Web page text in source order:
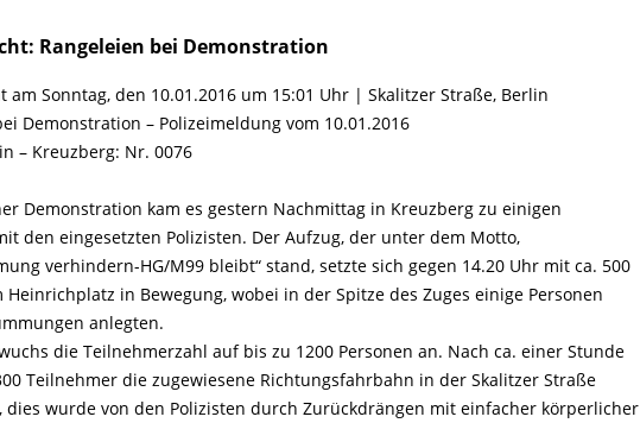
Rangeleien bei Demonstration
am Sonntag, den 10.01.2016 um 15:01 Uhr | Skalitzer Straße, Berlin
Demonstration – Polizeimeldung vom 10.01.2016
– Kreuzberg: Nr. 0076
Demonstration kam es gestern Nachmittag in Kreuzberg zu einigen
den eingesetzten Polizisten. Der Aufzug, der unter dem Motto,
verhindern-HG/M99 bleibt“ stand, setzte sich gegen 14.20 Uhr mit ca. 500
Heinrichplatz in Bewegung, wobei in der Spitze des Zuges einige Personen
anlegten.
die Teilnehmerzahl auf bis zu 1200 Personen an. Nach ca. einer Stunde
Teilnehmer die zugewiesene Richtungsfahrbahn in der Skalitzer Straße
dies wurde von den Polizisten durch Zurückdrängen mit einfacher körperlicher